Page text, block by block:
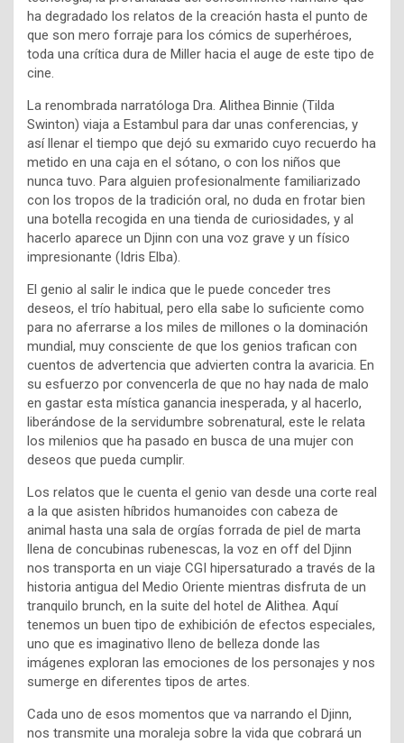
ha degradado los relatos de la creación hasta el punto de
que son mero forraje para los cómics de superhéroes,
toda una crítica dura de Miller hacia el auge de este tipo de
cine.
La renombrada narratóloga Dra. Alithea Binnie (Tilda
Swinton) viaja a Estambul para dar unas conferencias, y
así llenar el tiempo que dejó su exmarido cuyo recuerdo ha
metido en una caja en el sótano, o con los niños que
nunca tuvo. Para alguien profesionalmente familiarizado
con los tropos de la tradición oral, no duda en frotar bien
una botella recogida en una tienda de curiosidades, y al
hacerlo aparece un Djinn con una voz grave y un físico
impresionante (Idris Elba).
El genio al salir le indica que le puede conceder tres
deseos, el trío habitual, pero ella sabe lo suficiente como
para no aferrarse a los miles de millones o la dominación
mundial, muy consciente de que los genios trafican con
cuentos de advertencia que advierten contra la avaricia. En
su esfuerzo por convencerla de que no hay nada de malo
en gastar esta mística ganancia inesperada, y al hacerlo,
liberándose de la servidumbre sobrenatural, este le relata
los milenios que ha pasado en busca de una mujer con
deseos que pueda cumplir.
Los relatos que le cuenta el genio van desde una corte real
a la que asisten híbridos humanoides con cabeza de
animal hasta una sala de orgías forrada de piel de marta
llena de concubinas rubenescas, la voz en off del Djinn
nos transporta en un viaje CGI hipersaturado a través de la
historia antigua del Medio Oriente mientras disfruta de un
tranquilo brunch, en la suite del hotel de Alithea. Aquí
tenemos un buen tipo de exhibición de efectos especiales,
uno que es imaginativo lleno de belleza donde las
imágenes exploran las emociones de los personajes y nos
sumerge en diferentes tipos de artes.
Cada uno de esos momentos que va narrando el Djinn,
nos transmite una moraleja sobre la vida que cobrará un